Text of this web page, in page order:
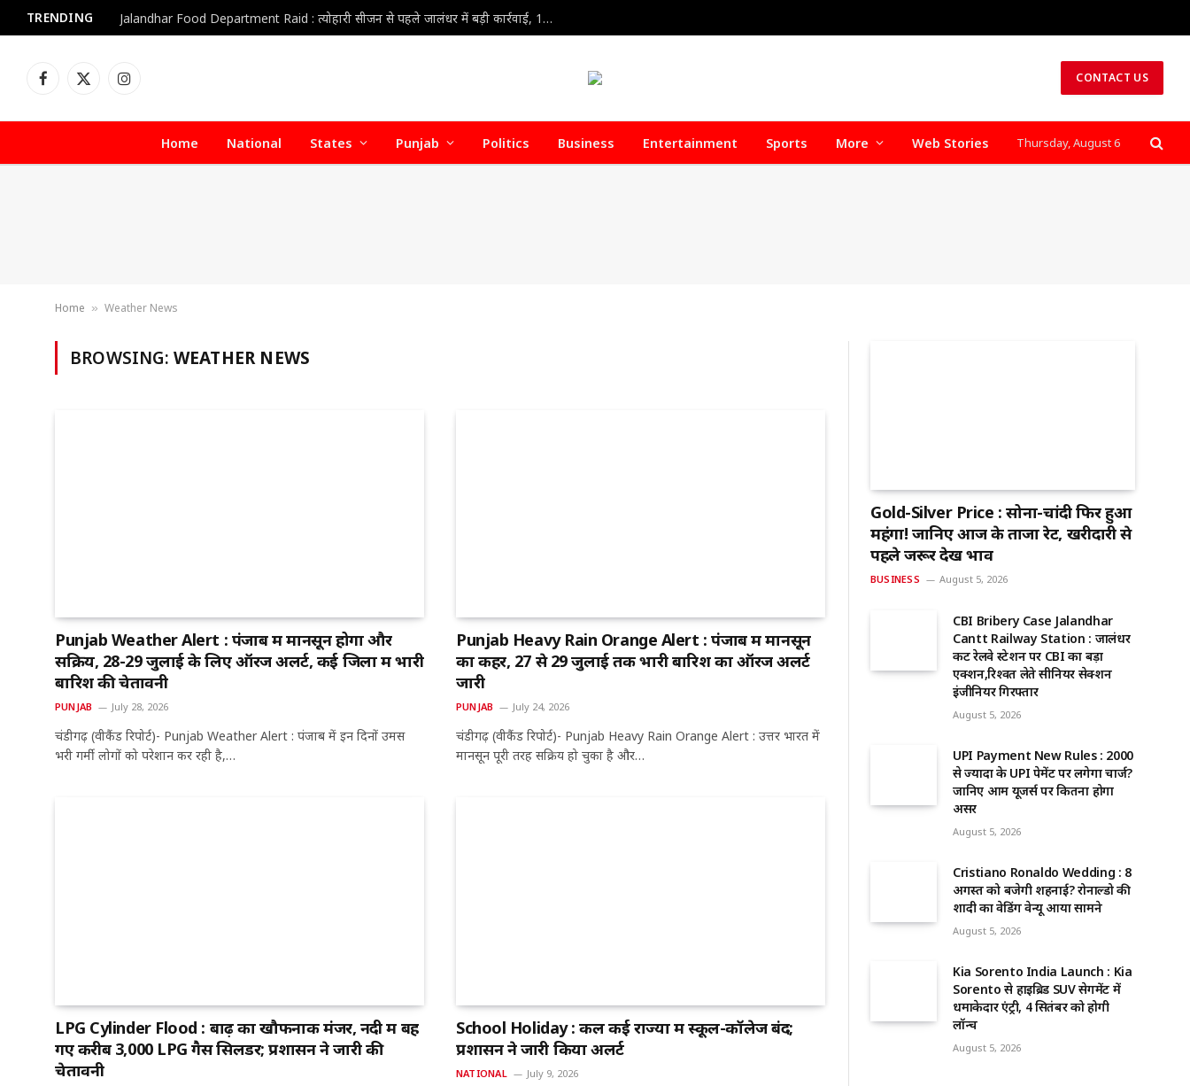
TRENDING Jalandhar Food Department Raid : त्योहारी सीजन से पहले जालंधर में बड़ी कार्रवाई, 1000 किलो संदिग्ध पनीर और मिल्क क्रीम सीज
Facebook
X
Instagram CONTACT US
Home National States Punjab Politics Business Entertainment Sports More Web Stories Thursday, August 6
Home » Weather News
BROWSING: WEATHER NEWS
Punjab Weather Alert : पंजाब में मानसून होगा और
सक्रिय, 28-29 जुलाई के लिए ऑरेंज अलर्ट, कई जिलों में भारी
बारिश की चेतावनी
PUNJAB July 28, 2026
चंडीगढ़ (वीकैंड रिपोर्ट)- Punjab Weather Alert : पंजाब में इन दिनों उमस
भरी गर्मी लोगों को परेशान कर रही है,…
Punjab Heavy Rain Orange Alert : पंजाब में मानसून
का कहर, 27 से 29 जुलाई तक भारी बारिश का ऑरेंज अलर्ट
जारी
PUNJAB July 24, 2026
चंडीगढ़ (वीकैंड रिपोर्ट)- Punjab Heavy Rain Orange Alert : उत्तर भारत में
मानसून पूरी तरह सक्रिय हो चुका है और…
LPG Cylinder Flood : बाढ़ का खौफनाक मंजर, नदी में बह
गए करीब 3,000 LPG गैस सिलेंडर; प्रशासन ने जारी की
चेतावनी
School Holiday : कल कई राज्यों में स्कूल-कॉलेज बंद;
प्रशासन ने जारी किया अलर्ट
NATIONAL July 9, 2026
Gold-Silver Price : सोना-चांदी फिर हुआ
महंगा! जानिए आज के ताजा रेट, खरीदारी से
पहले जरूर देखें भाव
BUSINESS August 5, 2026
CBI Bribery Case Jalandhar
Cantt Railway Station : जालंधर
कैंट रेलवे स्टेशन पर CBI का बड़ा
एक्शन,रिश्वत लेते सीनियर सेक्शन
इंजीनियर गिरफ्तार
August 5, 2026
UPI Payment New Rules : ₹2000
से ज्यादा के UPI पेमेंट पर लगेगा चार्ज?
जानिए आम यूजर्स पर कितना होगा
असर
August 5, 2026
Cristiano Ronaldo Wedding : 8
अगस्त को बजेगी शहनाई? रोनाल्डो की
शादी का वेडिंग वेन्यू आया सामने
August 5, 2026
Kia Sorento India Launch : Kia
Sorento से हाइब्रिड SUV सेगमेंट में
धमाकेदार एंट्री, 4 सितंबर को होगी
लॉन्च
August 5, 2026